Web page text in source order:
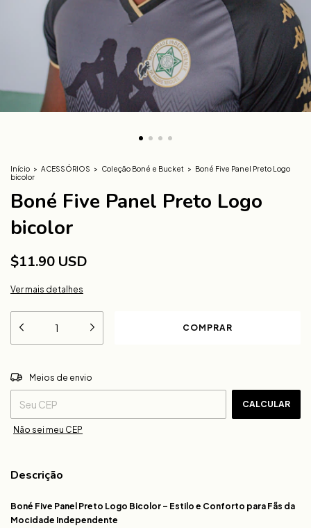
Início > ACESSÓRIOS > Coleção Boné e Bucket > Boné Five Panel Preto Logo
bicolor
Boné Five Panel Preto Logo
bicolor
$11.90 USD
Ver mais detalhes
Entregas para o CEP:
Meios de envio
CALCULAR
Não sei meu CEP
Descrição
Boné Five Panel Preto Logo Bicolor – Estilo e Conforto para Fãs da
Mocidade Independente